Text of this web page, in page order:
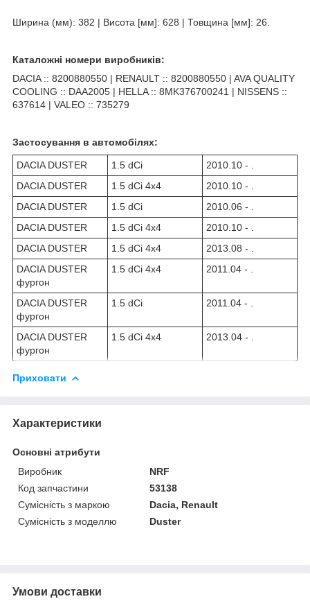
Ширина (мм): 382 | Висота [мм]: 628 | Товщина [мм]: 26.
Каталожні номери виробників:
DACIA :: 8200880550 | RENAULT :: 8200880550 | AVA QUALITY
COOLING :: DAA2005 | HELLA :: 8MK376700241 | NISSENS ::
637614 | VALEO :: 735279
Застосування в автомобілях:
DACIA DUSTER 1.5 dCi
2010.10 - .
DACIA DUSTER
1.5 dCi 4x4
2010.10 - .
DACIA DUSTER
1.5 dCi
2010.06 - .
DACIA DUSTER
1.5 dCi 4x4
2010.10 - .
DACIA DUSTER
1.5 dCi 4x4
2013.08 - .
DACIA DUSTER
фургон
1.5 dCi 4x4 2011.04 - .
DACIA DUSTER
фургон
1.5 dCi 2011.04 - .
DACIA DUSTER
фургон
1.5 dCi 4x4 2013.04 - .
Приховати
Характеристики
Основні атрибути
Виробник
NRF
Код запчастини
53138
Сумісність з маркою
Dacia, Renault
Сумісність з моделлю
Duster
Умови доставки